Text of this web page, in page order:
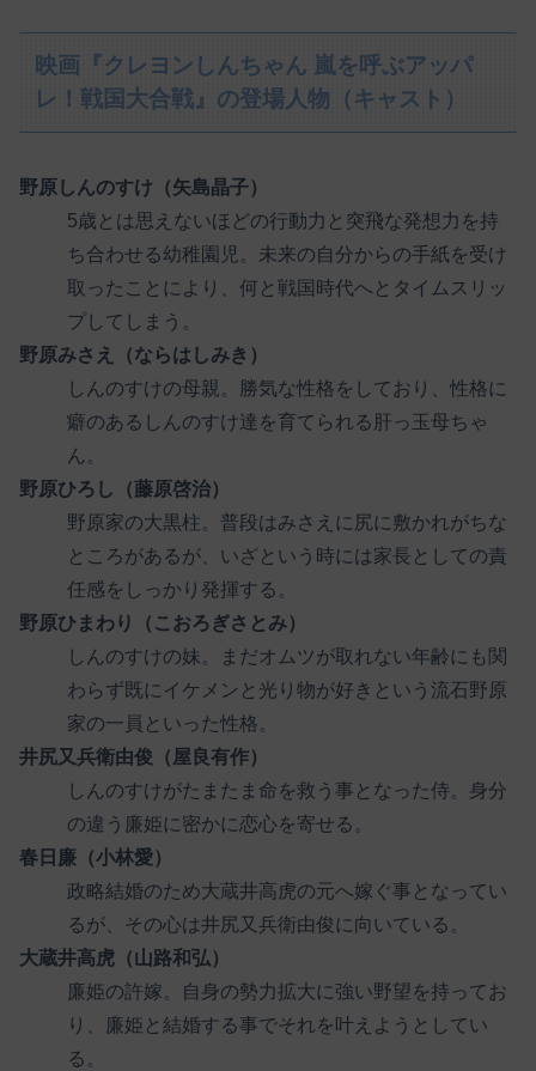
映画『クレヨンしんちゃん 嵐を呼ぶアッパ
レ！戦国大合戦』の登場人物（キャスト）
野原しんのすけ（矢島晶子）
5歳とは思えないほどの行動力と突飛な発想力を持
ち合わせる幼稚園児。未来の自分からの手紙を受け
取ったことにより、何と戦国時代へとタイムスリッ
プしてしまう。
野原みさえ（ならはしみき）
しんのすけの母親。勝気な性格をしており、性格に
癖のあるしんのすけ達を育てられる肝っ玉母ちゃ
ん。
野原ひろし（藤原啓治）
野原家の大黒柱。普段はみさえに尻に敷かれがちな
ところがあるが、いざという時には家長としての責
任感をしっかり発揮する。
野原ひまわり（こおろぎさとみ）
しんのすけの妹。まだオムツが取れない年齢にも関
わらず既にイケメンと光り物が好きという流石野原
家の一員といった性格。
井尻又兵衛由俊（屋良有作）
しんのすけがたまたま命を救う事となった侍。身分
の違う廉姫に密かに恋心を寄せる。
春日廉（小林愛）
政略結婚のため大蔵井高虎の元へ嫁ぐ事となってい
るが、その心は井尻又兵衛由俊に向いている。
大蔵井高虎（山路和弘）
廉姫の許嫁。自身の勢力拡大に強い野望を持ってお
り、廉姫と結婚する事でそれを叶えようとしてい
る。